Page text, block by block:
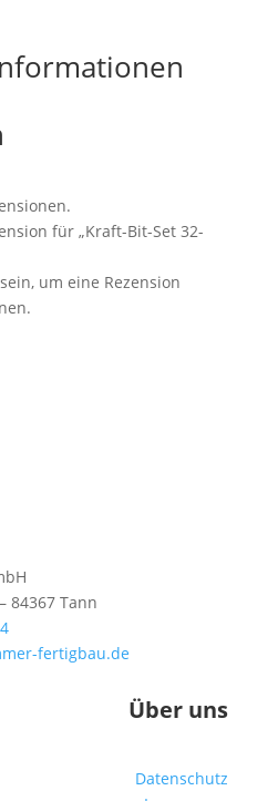
für „Kraft-Bit-Set 32-
um eine Rezension
84367 Tann
fertigbau.de
Über uns
Datenschutz